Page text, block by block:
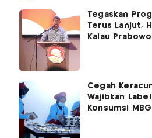
Tegaskan
Terus Lanjut,
Kalau
Cegah
Wajibkan
Konsumsi MBG